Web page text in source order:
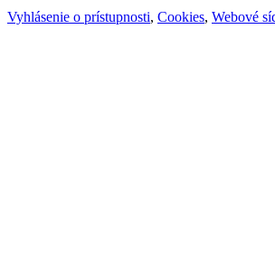
Vyhlásenie o prístupnosti, Cookies, Webové